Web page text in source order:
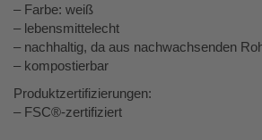
– Farbe: weiß
– lebensmittelecht
– nachhaltig, da aus nachwachsenden
– kompostierbar
Produktzertifizierungen:
– FSC®-zertifiziert